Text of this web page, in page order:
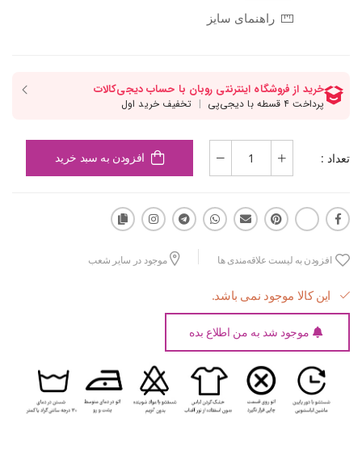
راهنمای سایز
تعداد : افزودن به سبد خرید
افزودن به لیست علاقه‌مندی ها موجود در سایر شعب
این کالا موجود نمی باشد.
موجود شد به من اطلاع بده